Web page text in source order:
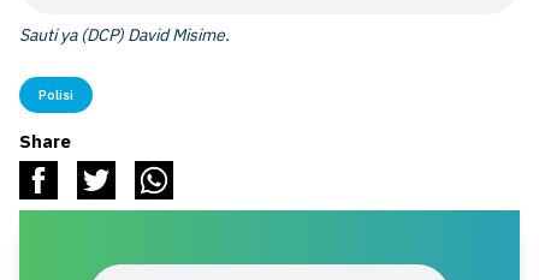
Sauti ya (DCP) David Misime.
Polisi
Share